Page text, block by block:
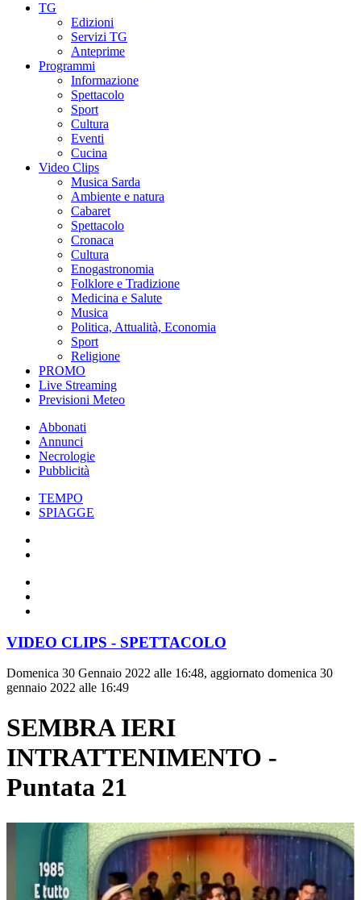
TG
Edizioni
Servizi TG
Anteprime
Programmi
Informazione
Spettacolo
Sport
Cultura
Eventi
Cucina
Video Clips
Musica Sarda
Ambiente e natura
Cabaret
Spettacolo
Cronaca
Cultura
Enogastronomia
Folklore e Tradizione
Medicina e Salute
Musica
Politica, Attualità, Economia
Sport
Religione
PROMO
Live Streaming
Previsioni Meteo
Abbonati
Annunci
Necrologie
Pubblicità
TEMPO
SPIAGGE
VIDEO CLIPS - SPETTACOLO
Domenica 30 Gennaio 2022 alle 16:48, aggiornato domenica 30
gennaio 2022 alle 16:49
SEMBRA IERI
INTRATTENIMENTO -
Puntata 21